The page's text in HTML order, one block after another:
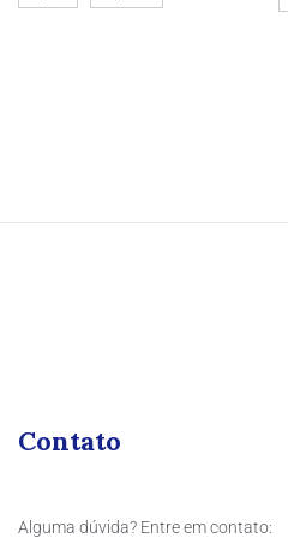
Contato
Alguma dúvida? Entre em contato: